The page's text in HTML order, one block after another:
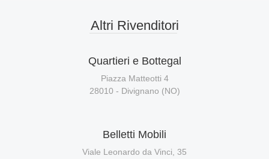
Altri Rivenditori
Quartieri e Bottegal
Piazza Matteotti 4
28010 - Divignano (NO)
Belletti Mobili
Viale Leonardo da Vinci, 35